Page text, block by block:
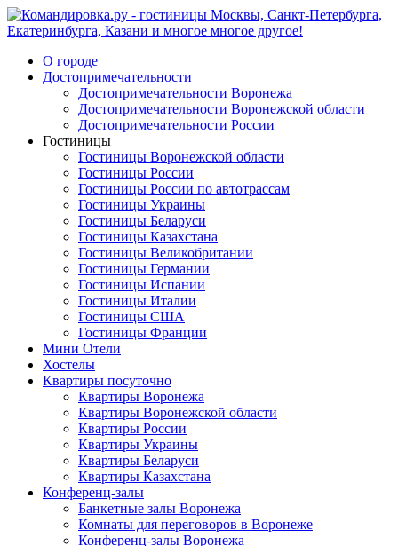
О городе
Достопримечательности
Достопримечательности Воронежа
Достопримечательности Воронежской области
Достопримечательности России
Гостиницы
Гостиницы Воронежской области
Гостиницы России
Гостиницы России по автотрассам
Гостиницы Украины
Гостиницы Беларуси
Гостиницы Казахстана
Гостиницы Великобритании
Гостиницы Германии
Гостиницы Испании
Гостиницы Италии
Гостиницы США
Гостиницы Франции
Мини Отели
Хостелы
Квартиры посуточно
Квартиры Воронежа
Квартиры Воронежской области
Квартиры России
Квартиры Украины
Квартиры Беларуси
Квартиры Казахстана
Конференц-залы
Банкетные залы Воронежа
Комнаты для переговоров в Воронеже
Конференц-залы Воронежа